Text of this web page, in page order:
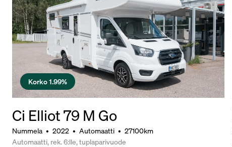
Korko 1.99%
Ci Elliot 79 M Go
Nummela • 2022 • Automaatti • 27100km
Automaatti, rek. 6:lle, tuplaparivuode